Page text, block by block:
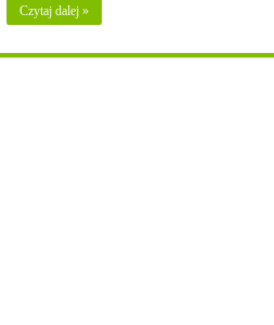
Czytaj dalej »